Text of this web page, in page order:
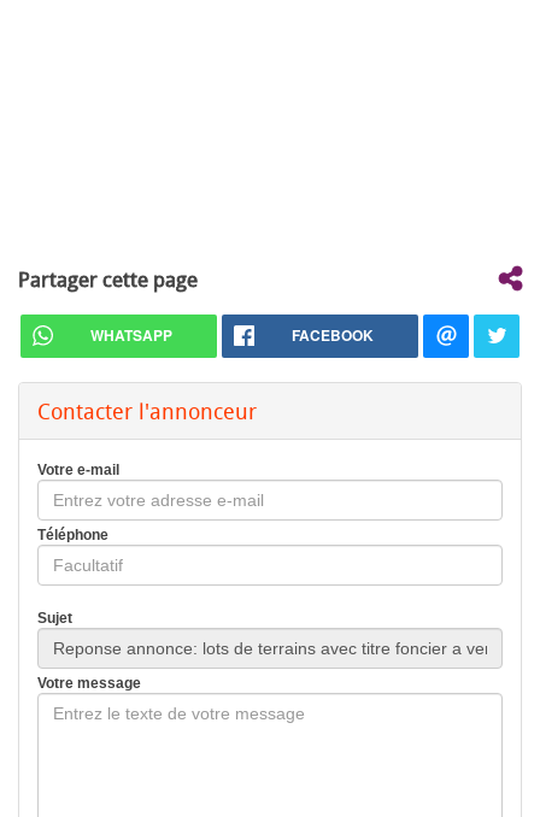
Partager cette page
WHATSAPP FACEBOOK
Contacter l'annonceur
Votre e-mail
Téléphone
Sujet
Votre message